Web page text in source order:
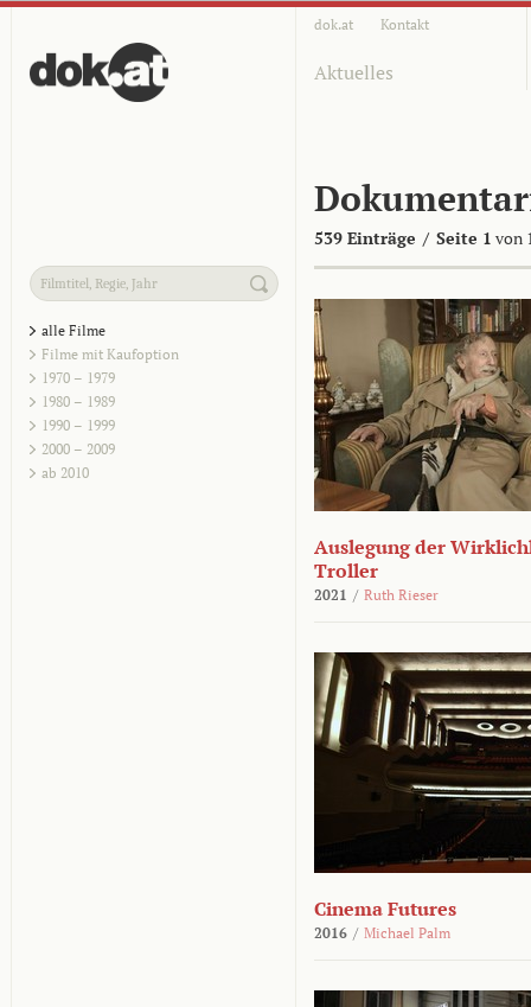
dok.at Kontakt
Aktuelles
539 Einträge / Seite 1 von
alle Filme
Filme mit Kaufoption
1970 – 1979
1980 – 1989
1990 – 1999
2000 – 2009
ab 2010
Auslegung der
Troller
2021 / Ruth Rieser
Cinema Futures
2016 / Michael Palm